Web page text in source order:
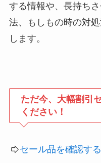
する情報や、長持ち
法、もしもの時の対
します。
ただ今、大幅割引
ください！
セール品を確認す